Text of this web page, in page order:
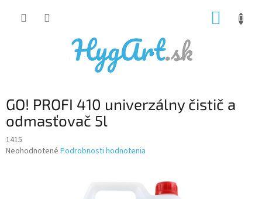
GO! PROFI 410 univerzálny čistič a
odmasťovač 5l
1415
Priemerné
Neohodnotené Podrobnosti hodnotenia